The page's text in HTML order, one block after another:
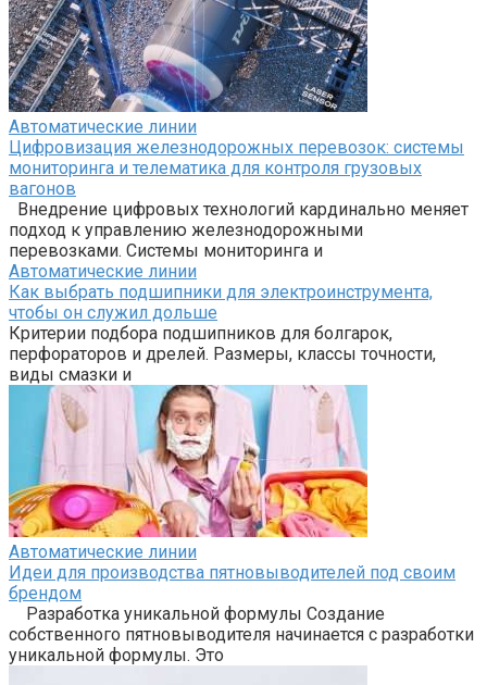
Автоматические линии
Цифровизация железнодорожных перевозок: системы
мониторинга и телематика для контроля грузовых
вагонов
Внедрение цифровых технологий кардинально меняет
подход к управлению железнодорожными
перевозками. Системы мониторинга и
Автоматические линии
Как выбрать подшипники для электроинструмента,
чтобы он служил дольше
Критерии подбора подшипников для болгарок,
перфораторов и дрелей. Размеры, классы точности,
виды смазки и
Автоматические линии
Идеи для производства пятновыводителей под своим
брендом
Разработка уникальной формулы Создание
собственного пятновыводителя начинается с разработки
уникальной формулы. Это